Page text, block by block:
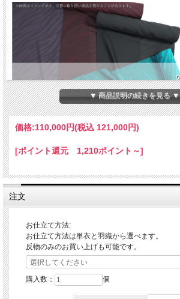
▼ 商品説明の続きを見る ▼
価格:110,000円(税込 121,000円)
[ポイント還元 1,210ポイント～]
注文
お仕立て方法:
お仕立て方法は単衣と羽織から選べます。
反物のみのお買い上げも可能です。
購入数： 個